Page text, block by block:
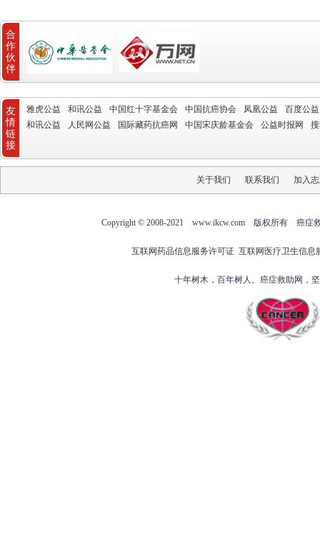
合
作
伙
伴
友
情
链
接
雅虎公益 和讯公益 中国红十字基金会 中国抗癌协会 凤凰公益
百度公益
和讯公益
人民网公益 国际藏药抗癌网 中国宋庆龄基金会 公益时报网
关于我们 联系我们 加入
Copyright © 2008-2021 www.ikcw.com 版权所有 癌症
互联网药品信息服务许可证 互联网医疗卫生信息
十年树木，百年树人。癌症救助网，